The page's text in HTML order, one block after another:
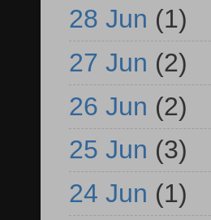
28 Jun (1)
27 Jun (2)
26 Jun (2)
25 Jun (3)
24 Jun (1)